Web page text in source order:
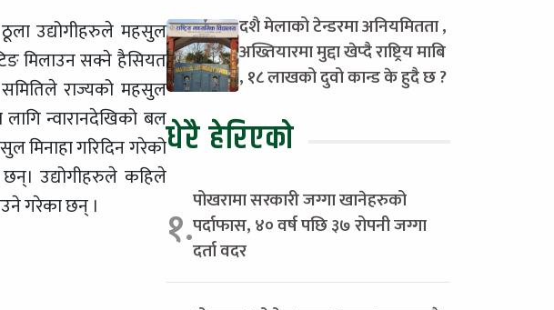
उद्योगीहरुले महसुल
मिलाउन सक्ने हैसियत
राज्यको महसुल
न्वारानदेखिको बल
मिनाहा गरिदिन गरेको
उद्योगीहरुले कहिले
गरेका छन् ।
दशै मेलाको टेन्डरमा अनियमितता ,
अख्तियारमा मुद्दा खेप्दै राष्ट्रिय माबि
, १८ लाखको दुवो कान्ड के हुदै छ ?
धेरै हेरिएको
१.पोखरामा सरकारी जग्गा खानेहरुको
पर्दाफास, ४० वर्ष पछि ३७ रोपनी जग्गा
दर्ता वदर